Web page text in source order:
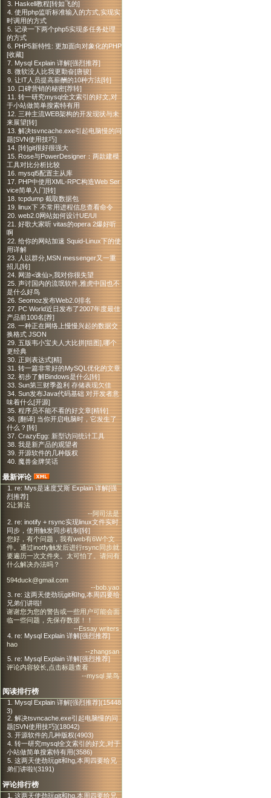
3. Haskell教程[转如飞的]
4. 使用php监听标准输入的方式,实现实
时调用的方式
5. 记录一下两个php5实现多任务处理
的方式
6. PHP5新特性: 更加面向对象化的PHP
[收藏]
7. Mysql Explain 详解[强烈推荐]
8. 微软没人比我更勤奋[唐骏]
9. 让IT人员提高薪酬的10种方法[转]
10. 口碑营销的秘密[荐转]
11. 转一研究mysql全文索引的好文,对
于小站做简单搜索特有用
12. 三种主流WEB架构的开发现状与未
来展望[转]
13. 解决tsvncache.exe引起电脑慢的问
题[SVN使用技巧]
14. [转]git很好很强大
15. Rose与PowerDesigner：两款建模
工具对比分析比较
16. mysql5配置主从库
17. PHP中使用XML-RPC构造Web Ser
vice简单入门[转]
18. tcpdump 截取数据包
19. linux下 不常用进程信息查看命令
20. web2.0网站如何设计UE/UI
21. 好歌大家听 vitas的opera 2爆好听
啊
22. 给你的网站加速 Squid-Linux下的使
用详解
23. 人以群分,MSN messenger又一重
招儿[转]
24. 网游<诛仙>,我对你很失望
25. 声讨国内的流氓软件,雅虎中国也不
是什么好鸟
26. Seomoz发布Web2.0排名
27. PC World近日发布了2007年度最佳
产品前100名[荐]
28. 一种正在网络上慢慢兴起的数据交
换格式 JSON
29. 五版韦小宝夫人大比拼[组图],哪个
更经典
30. 正则表达式[精]
31. 转一篇非常好的MySQL优化的文章
32. 初步了解Bindows是什么[转]
33. Sun第三财季盈利 存储表现欠佳
34. Sun发布Java代码基础 对开发者意
味着什么[开源]
35. 程序员不能不看的好文章[精转]
36. [翻译] 当你开启电脑时，它发生了
什么？[转]
37. CrazyEgg: 新型访问统计工具
38. 我是新产品的观望者
39. 开源软件的几种版权
40. 魔兽金牌笑话
最新评论
1. re: Mys是速度艾斯 Explain 详解[强
烈推荐]
2让算法
--阿司法是
2. re: inotify + rsync实现linux文件实时
同步，使用触发同步机制[转]
您好，有个问题，我有web有6W个文
件。通过inotfy触发后进行rsync同步就
要遍历一次文件夹。太可怕了。请问有
什么解决办法吗？
594duck@gmail.com
--bob.yao
3. re: 这两天使劲玩git和hg,本周四要给
兄弟们讲啦!
谢谢您为您的警告或一些用户可能会面
临一些问题，先保存数据！！
--Essay writers
4. re: Mysql Explain 详解[强烈推荐]
hao
--zhangsan
5. re: Mysql Explain 详解[强烈推荐]
评论内容较长,点击标题查看
--mysql 菜鸟
阅读排行榜
1. Mysql Explain 详解[强烈推荐](15448
3)
2. 解决tsvncache.exe引起电脑慢的问
题[SVN使用技巧](18042)
3. 开源软件的几种版权(4903)
4. 转一研究mysql全文索引的好文,对于
小站做简单搜索特有用(3586)
5. 这两天使劲玩git和hg,本周四要给兄
弟们讲啦!(3191)
评论排行榜
1. 这两天使劲玩git和hg,本周四要给兄